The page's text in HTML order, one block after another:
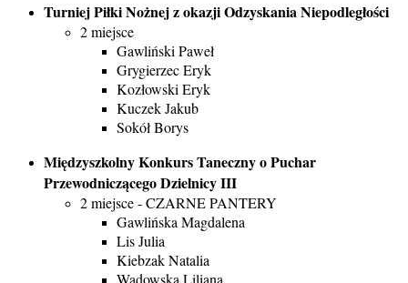
Turniej Piłki Nożnej z okazji Odzyskania Niepodległości
2 miejsce
Gawliński Paweł
Grygierzec Eryk
Kozłowski Eryk
Kuczek Jakub
Sokół Borys
Międzyszkolny Konkurs Taneczny o Puchar
Przewodniczącego Dzielnicy III
2 miejsce - CZARNE PANTERY
Gawlińska Magdalena
Lis Julia
Kiebzak Natalia